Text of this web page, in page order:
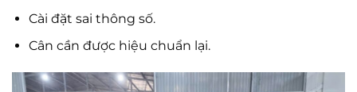
Cài đặt sai thông số.
Cân cần được hiệu chuẩn lại.